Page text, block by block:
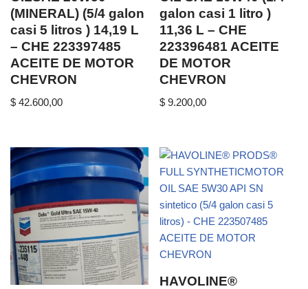
(MINERAL) (5/4 galon
casi 5 litros ) 14,19 L
– CHE 223397485
ACEITE DE MOTOR
CHEVRON
$ 42.600,00
galon casi 1 litro )
11,36 L – CHE
223396481 ACEITE
DE MOTOR
CHEVRON
$ 9.200,00
HAVOLINE®